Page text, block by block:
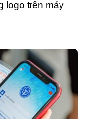
logo trên máy